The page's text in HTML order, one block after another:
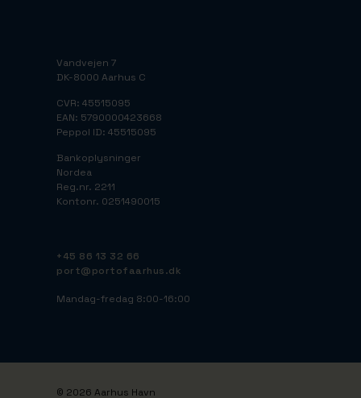
Vandvejen 7
DK-8000 Aarhus C
CVR: 45515095
EAN: 5790000423668
Peppol ID: 45515095
Bankoplysninger
Nordea
Reg.nr. 2211
Kontonr. 0251490015
+45 86 13 32 66
port@portofaarhus.dk
Mandag-fredag 8:00-16:00
© 2026 Aarhus Havn